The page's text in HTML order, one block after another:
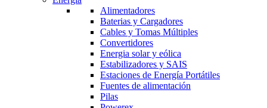
Alimentadores
Baterias y Cargadores
Cables y Tomas Múltiples
Convertidores
Energia solar y eólica
Estabilizadores y SAIS
Estaciones de Energía Portátiles
Fuentes de alimentación
Pilas